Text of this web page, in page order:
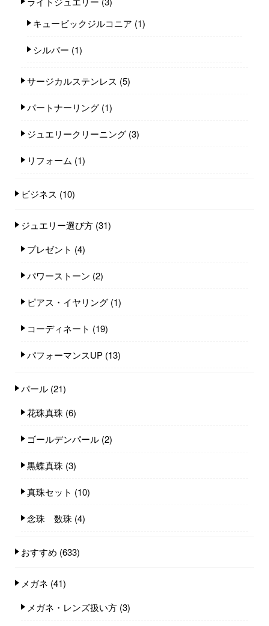
キュービックジルコニア (1)
シルバー (1)
サージカルステンレス (5)
パートナーリング (1)
ジュエリークリーニング (3)
リフォーム (1)
ビジネス (10)
ジュエリー選び方 (31)
プレゼント (4)
パワーストーン (2)
ピアス・イヤリング (1)
コーディネート (19)
パフォーマンスUP (13)
パール (21)
花珠真珠 (6)
ゴールデンパール (2)
黒蝶真珠 (3)
真珠セット (10)
念珠 数珠 (4)
おすすめ (633)
メガネ (41)
メガネ・レンズ扱い方 (3)